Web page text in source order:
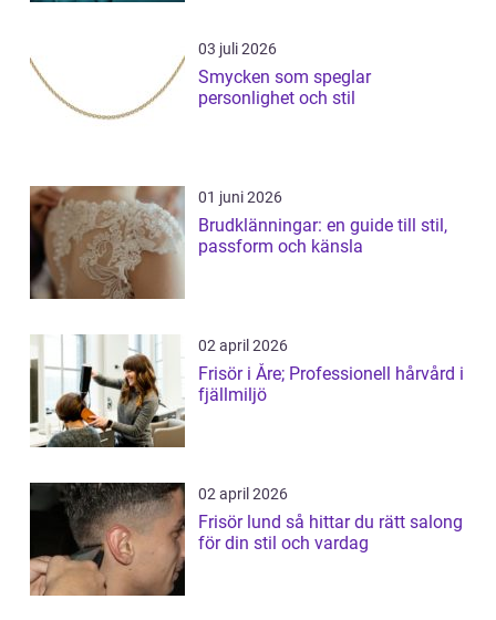
03 juli 2026
Smycken som speglar
personlighet och stil
01 juni 2026
Brudklänningar: en guide till stil,
passform och känsla
02 april 2026
Frisör i Åre; Professionell hårvård i
fjällmiljö
02 april 2026
Frisör lund så hittar du rätt salong
för din stil och vardag